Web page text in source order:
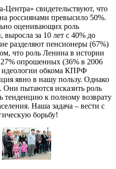
свидетельствуют, что
россиянами превысило 50%.
оценивающих роль
за 10 лет с 40% до
разделяют пенсионеры (67%)
что роль Ленина в истории
опрошенных (36% в 2006
идеологии обкома КПРФ
явно в нашу пользу. Однако
Они пытаются исказить роль
тенденцию к полному возврату
Наша задача – вести с
борьбу!